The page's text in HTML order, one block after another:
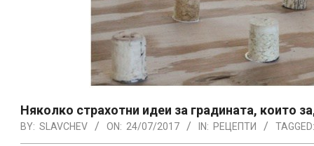
Няколко страхотни идеи за градината, които
BY: SLAVCHEV ON: 24/07/2017 IN: РЕЦЕПТИ TAGGED: